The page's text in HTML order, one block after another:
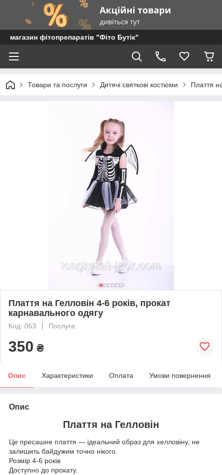
магазин фітопрепаратів "Фіто Бутік"
Товари та послуги Дитячі святкові костюми Плаття
Плаття на Гелловін 4-6 років, прокат
карнавального одягу
Код: 063 Послуга
350 ₴
Опис Характеристики Оплата Умови повернення
Опис
Плаття на Гелловін
Це пресашне плаття — ідеальний образ для хелловіну, не
залишить байдужим точно нікого.
Розмір 4-6 років
Доступно до прокату.